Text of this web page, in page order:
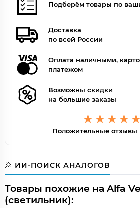
Подберём товары по
Доставка
по всей России
Оплата наличными,
платежом
Возможны скидки
на большие заказы
Положительные отзывы
ИИ-ПОИСК АНАЛОГОВ
Товары похожие на Alfa
(светильник):